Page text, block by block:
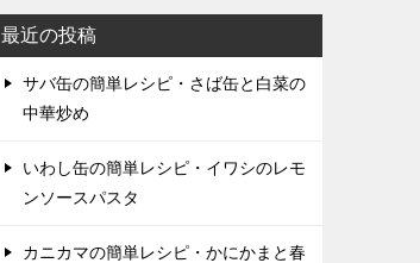
最近の投稿
サバ缶の簡単レシピ・さば缶と白菜の
中華炒め
いわし缶の簡単レシピ・イワシのレモ
ンソースパスタ
カニカマの簡単レシピ・かにかまと春